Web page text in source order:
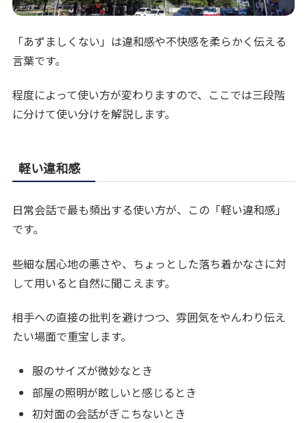
「あずましくない」は違和感や不快感を柔らかく伝える
言葉です。
程度によって使い方が変わりますので、ここでは三段階
に分けて使い分けを解説します。
軽い違和感
日常会話で最も頻出する使い方が、この「軽い違和感」
です。
些細な居心地の悪さや、ちょっとした落ち着かなさに対
して用いると自然に聞こえます。
相手への直接の批判を避けつつ、雰囲気をやんわり伝え
たい場面で重宝します。
服のサイズが微妙なとき
部屋の照明が眩しいと感じるとき
初対面の会話がぎこちないとき